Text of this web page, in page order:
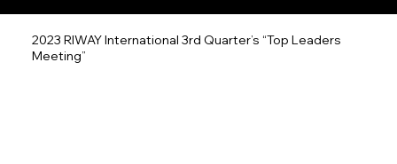
2023 RIWAY International 3rd Quarter’s “Top Leaders
Meeting”